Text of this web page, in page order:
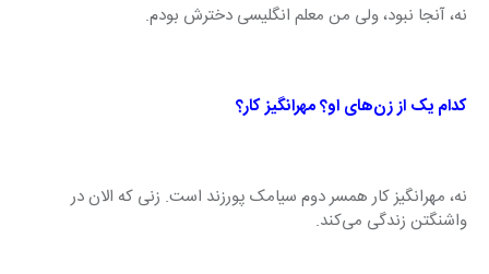
نه، آنجا نبود، ولی من معلم انگلیسی دخترش بودم.
کدام یک از زن‌های او؟ مهرانگیز کار؟
نه، مهرانگیز کار همسر دوم سیامک پورزند است. زنی که الان در
واشنگتن زندگی می‌کند.